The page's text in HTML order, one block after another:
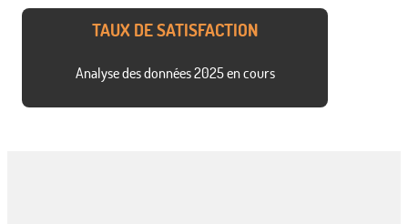
TAUX DE SATISFACTION
Analyse des données 2025 en cours